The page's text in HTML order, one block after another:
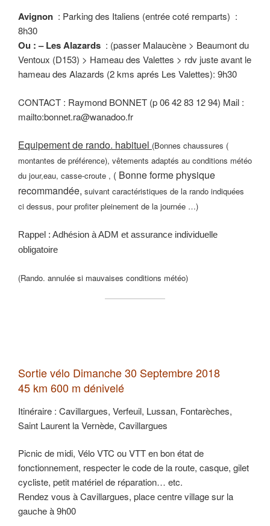
Avignon : Parking des Italiens (entrée coté remparts) :
8h30
Ou : – Les Alazards : (passer Malaucène > Beaumont du
Ventoux (D153) > Hameau des Valettes > rdv juste avant le
hameau des Alazards (2 kms aprés Les Valettes): 9h30
CONTACT : Raymond BONNET (p 06 42 83 12 94) Mail :
mailto:bonnet.ra@wanadoo.fr
Equipement de rando. habituel (Bonnes chaussures (
montantes de préférence), vêtements adaptés au conditions météo
du jour,eau, casse-croute , ( Bonne forme physique
recommandée, suivant caractéristiques de la rando indiquées
ci dessus, pour profiter pleinement de la journée …)
Rappel : Adhésion à ADM et assurance individuelle
obligatoire
(Rando. annulée si mauvaises conditions météo)
Sortie vélo Dimanche 30 Septembre 2018
45 km 600 m dénivelé
Itinéraire : Cavillargues, Verfeuil, Lussan, Fontarèches,
Saint Laurent la Vernède, Cavillargues
Picnic de midi, Vélo VTC ou VTT en bon état de
fonctionnement, respecter le code de la route, casque, gilet
cycliste, petit matériel de réparation… etc.
Rendez vous à Cavillargues, place centre village sur la
gauche à 9h00